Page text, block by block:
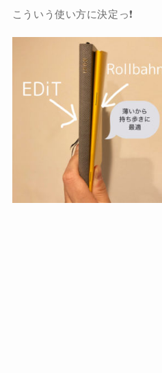
こういう使い方に決定っ❗️